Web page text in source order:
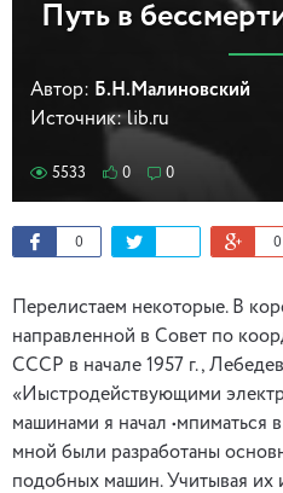
Путь в
Автор: Б.Н.Малиновский
Источник: lib.ru
5533 0 0
0 0
Перелистаем некоторые. В
направленной в Совет по
СССР в начале 1957 г.,
«Иыстродействующими
машинами я начал •мпиматься
мной были разработаны
подобных машин. Учитывая их